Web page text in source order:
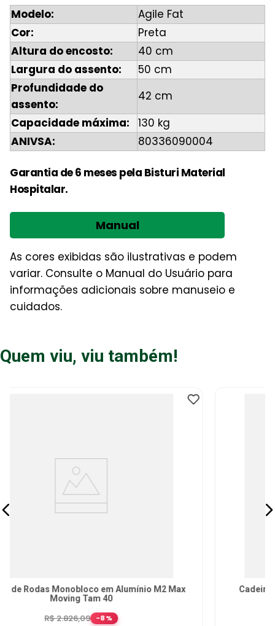
Modelo:
Agile Fat
Cor:
Preta
Altura do encosto:
40 cm
Largura do assento:
50 cm
Profundidade do
assento:
42 cm
Capacidade máxima:
130 kg
ANIVSA:
80336090004
Garantia de 6 meses pela Bisturi Material
Hospitalar.
Manual
As cores exibidas são ilustrativas e podem
variar. Consulte o Manual do Usuário para
informações adicionais sobre manuseio e
cuidados.
Quem viu, viu também!
Cadeira de Rodas de Transporte Dobrável AC20
R$ 575